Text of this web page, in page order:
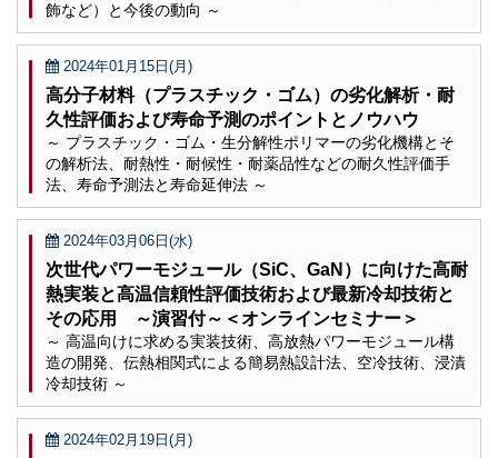
飾など）と今後の動向 ～
2024年01月15日(月)
高分子材料（プラスチック・ゴム）の劣化解析・耐
久性評価および寿命予測のポイントとノウハウ
～ プラスチック・ゴム・生分解性ポリマーの劣化機構とそ
の解析法、耐熱性・耐候性・耐薬品性などの耐久性評価手
法、寿命予測法と寿命延伸法 ～
2024年03月06日(水)
次世代パワーモジュール（SiC、GaN）に向けた高耐
熱実装と高温信頼性評価技術および最新冷却技術と
その応用 ～演習付～＜オンラインセミナー＞
～ 高温向けに求める実装技術、高放熱パワーモジュール構
造の開発、伝熱相関式による簡易熱設計法、空冷技術、浸漬
冷却技術 ～
2024年02月19日(月)